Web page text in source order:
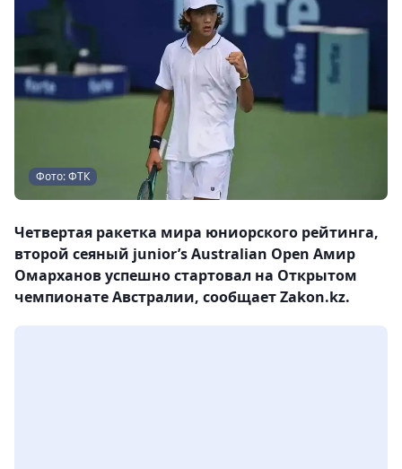
Фото: ФТК
Четвертая ракетка мира юниорского рейтинга,
второй сеяный junior’s Australian Open Амир
Омарханов успешно стартовал на Открытом
чемпионате Австралии, сообщает Zakon.kz.